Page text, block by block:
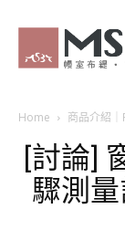
Home 商品介紹
[討論]
驟測